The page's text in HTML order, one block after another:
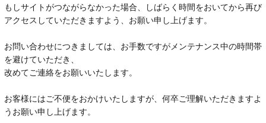
もしサイトがつながらなかった場合、しばらく時間をおいてから再び
アクセスしていただきますよう、お願い申し上げます。
お問い合わせにつきましては、お手数ですがメンテナンス中の時間帯
を避けていただき、
改めてご連絡をお願いいたします。
お客様にはご不便をおかけいたしますが、何卒ご理解いただきますよ
うお願い申し上げます。